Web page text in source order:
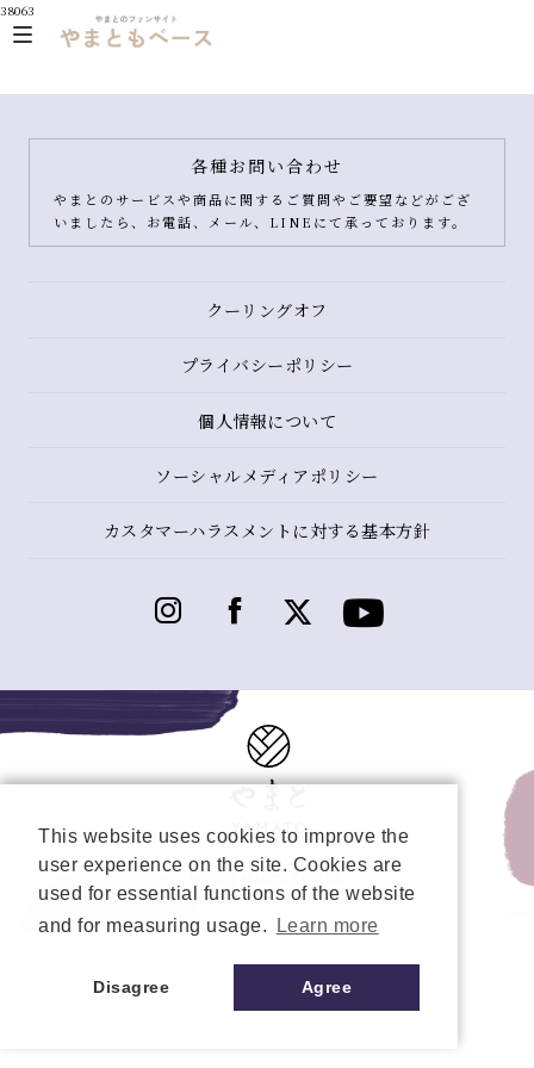
38063
各種お問い合わせ
やまとのサービスや商品に関するご質問やご要望などがござ
いましたら、お電話、メール、LINEにて承っております。
クーリングオフ
プライバシーポリシー
個人情報について
ソーシャルメディアポリシー
カスタマーハラスメントに対する基本方針
当サイトの情報を転載、複製、改変等は禁止いたします
This website uses cookies to improve the
user experience on the site. Cookies are
used for essential functions of the website
and for measuring usage.
Learn more
Disagree Agree